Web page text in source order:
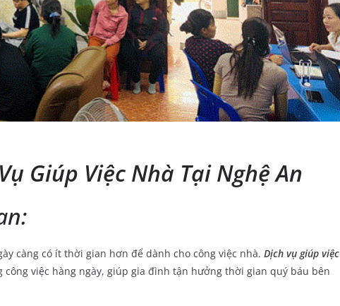
Giúp Việc Nhà Tại Nghệ An
càng có ít thời gian hơn để dành cho công việc nhà. Dịch vụ giúp việc
công việc hàng ngày, giúp gia đình tận hưởng thời gian quý báu bên